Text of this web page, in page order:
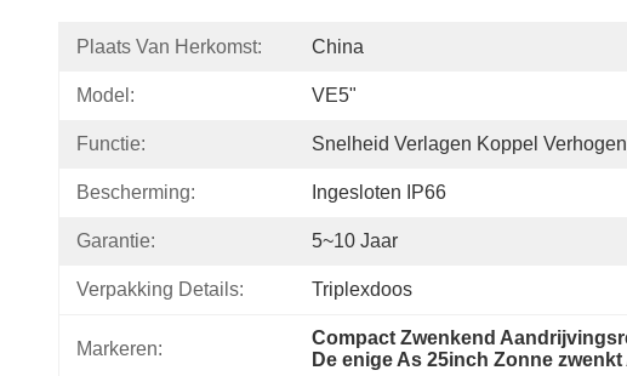
Plaats Van Herkomst: China
Model: VE5"
Functie: Snelheid Verlagen Koppel Verhogen
Bescherming: Ingesloten IP66
Garantie: 5~10 Jaar
Verpakking Details: Triplexdoos
Markeren:
Compact Zwenkend
De enige As 25inch Zonne